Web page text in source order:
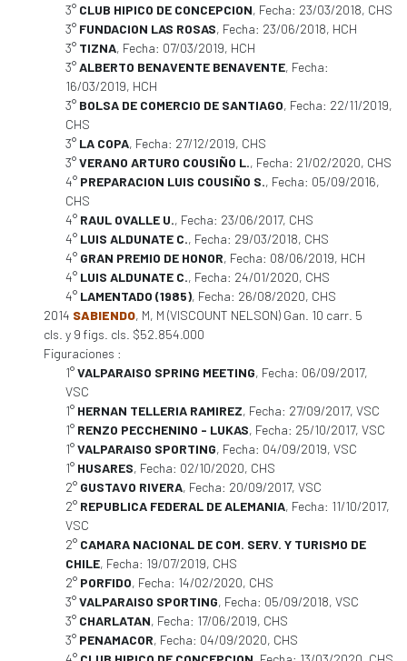
3° CLUB HIPICO DE CONCEPCION, Fecha: 23/03/2018, CHS
3° FUNDACION LAS ROSAS, Fecha: 23/06/2018, HCH
3° TIZNA, Fecha: 07/03/2019, HCH
3°ALBERTO BENAVENTE BENAVENTE, Fecha:
16/03/2019, HCH
3° BOLSA DE COMERCIO DE SANTIAGO, Fecha: 22/11/2019,
CHS
3° LA COPA, Fecha: 27/12/2019, CHS
3°VERANO ARTURO COUSIÑO L., Fecha: 21/02/2020, CHS
4° PREPARACION LUIS COUSIÑO S., Fecha: 05/09/2016,
CHS
4° RAUL OVALLE U., Fecha: 23/06/2017, CHS
4° LUIS ALDUNATE C., Fecha: 29/03/2018, CHS
4° GRAN PREMIO DE HONOR, Fecha: 08/06/2019, HCH
4° LUIS ALDUNATE C., Fecha: 24/01/2020, CHS
4° LAMENTADO (1985), Fecha: 26/08/2020, CHS
2014 SABIENDO, M, M (VISCOUNT NELSON) Gan. 10 carr. 5
cls. y 9 figs. cls. $52.854.000
Figuraciones :
1°VALPARAISO SPRING MEETING, Fecha: 06/09/2017,
VSC
1° HERNAN TELLERIA RAMIREZ, Fecha: 27/09/2017, VSC
1° RENZO PECCHENINO - LUKAS, Fecha: 25/10/2017, VSC
1°VALPARAISO SPORTING, Fecha: 04/09/2019, VSC
1° HUSARES, Fecha: 02/10/2020, CHS
2° GUSTAVO RIVERA, Fecha: 20/09/2017, VSC
2° REPUBLICA FEDERAL DE ALEMANIA, Fecha: 11/10/2017,
VSC
2° CAMARA NACIONAL DE COM. SERV. Y TURISMO DE
CHILE, Fecha: 19/07/2019, CHS
2° PORFIDO, Fecha: 14/02/2020, CHS
3°VALPARAISO SPORTING, Fecha: 05/09/2018, VSC
3° CHARLATAN, Fecha: 17/06/2019, CHS
3° PENAMACOR, Fecha: 04/09/2020, CHS